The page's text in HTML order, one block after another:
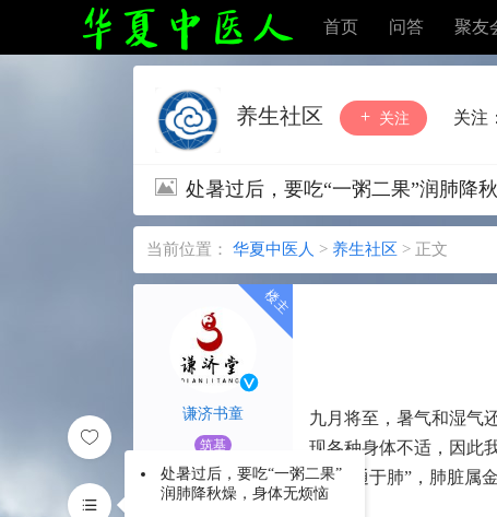
首页 问答 聚友
养生社区 关注 关注：
处暑过后，要吃“一粥二果”润肺降
当前位置： 华夏中医人 > 养生社区 > 正文
处暑过后，要吃“一粥二果”
润肺降秋燥，身体无烦恼
谦济书童
筑基
九月将至，暑气和湿气
现各种身体不适，因此
“秋气通于肺”，肺脏属
1